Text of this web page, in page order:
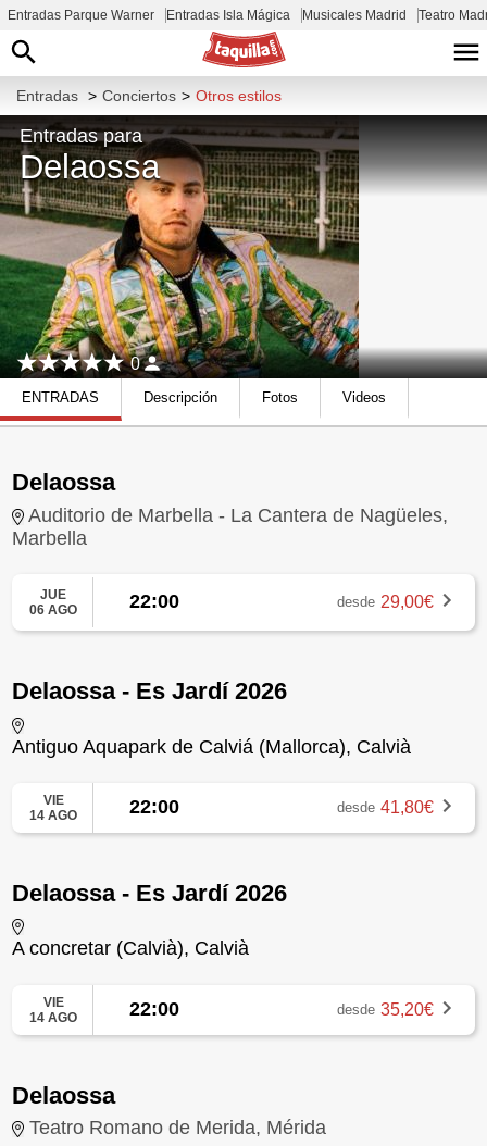
Entradas Parque Warner Entradas Isla Mágica Musicales Madrid Teatro
Entradas > Conciertos > Otros estilos
Entradas para
Delaossa
0
ENTRADAS Descripción Fotos Videos
Delaossa
Auditorio de Marbella - La Cantera de Nagüeles,
Marbella
JUE
06 AGO
22:00 desde 29,00€
Delaossa - Es Jardí 2026
Antiguo Aquapark de Calviá (Mallorca), Calvià
VIE
14 AGO
22:00 desde 41,80€
Delaossa - Es Jardí 2026
A concretar (Calvià), Calvià
VIE
14 AGO
22:00 desde 35,20€
Delaossa
Teatro Romano de Merida, Mérida